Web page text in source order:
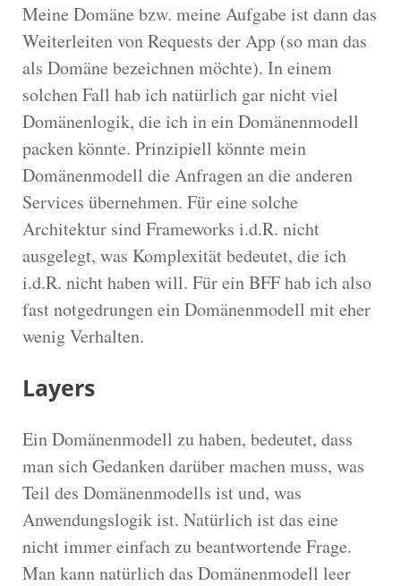
Meine Domäne bzw. meine Aufgabe ist dann das
Weiterleiten von Requests der App (so man das
als Domäne bezeichnen möchte). In einem
solchen Fall hab ich natürlich gar nicht viel
Domänenlogik, die ich in ein Domänenmodell
packen könnte. Prinzipiell könnte mein
Domänenmodell die Anfragen an die anderen
Services übernehmen. Für eine solche
Architektur sind Frameworks i.d.R. nicht
ausgelegt, was Komplexität bedeutet, die ich
i.d.R. nicht haben will. Für ein BFF hab ich also
fast notgedrungen ein Domänenmodell mit eher
wenig Verhalten.
Layers
Ein Domänenmodell zu haben, bedeutet, dass
man sich Gedanken darüber machen muss, was
Teil des Domänenmodells ist und, was
Anwendungslogik ist. Natürlich ist das eine
nicht immer einfach zu beantwortende Frage.
Man kann natürlich das Domänenmodell leer